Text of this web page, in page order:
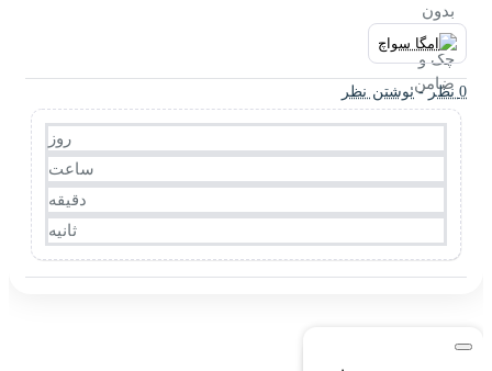
0 نظر - نوشتن نظر
روز
ساعت
دقیقه
ثانیه